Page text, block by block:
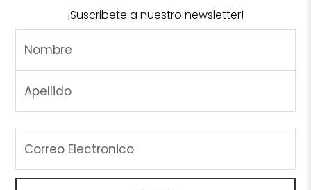
¡Suscribete a nuestro newsletter!